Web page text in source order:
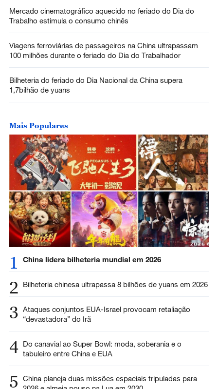
Mercado cinematográfico aquecido no feriado do Dia do
Trabalho estimula o consumo chinês
Viagens ferroviárias de passageiros na China ultrapassam
100 milhões durante o feriado do Dia do Trabalhador
Bilheteria do feriado do Dia Nacional da China supera
1,7bilhão de yuans
Mais Populares
1 China lidera bilheteria mundial em 2026
2 Bilheteria chinesa ultrapassa 8 bilhões de yuans em 2026
3 Ataques conjuntos EUA-Israel provocam retaliação
“devastadora” do Irã
4 Do canavial ao Super Bowl: moda, soberania e o
tabuleiro entre China e EUA
5
China planeja duas missões espaciais tripuladas para